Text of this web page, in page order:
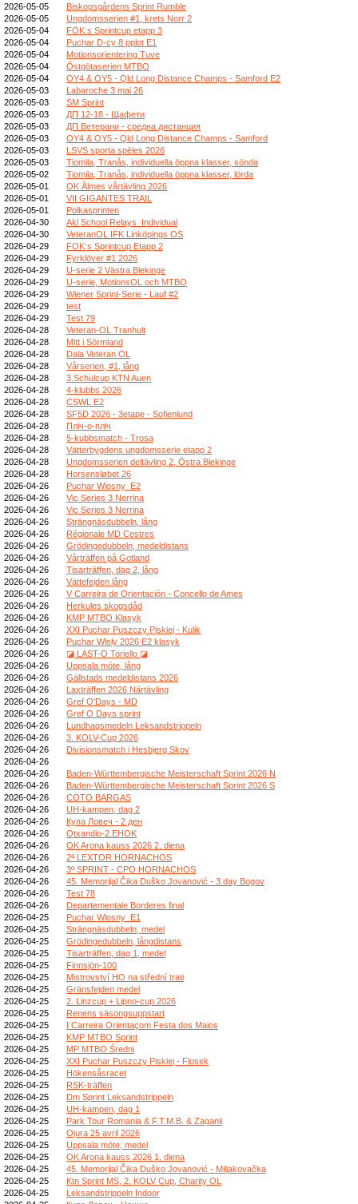
2026-05-05
Biskopsgårdens Sprint Rumble
2026-05-05
Ungdomsserien #1, krets Norr 2
2026-05-04
FOK:s Sprintcup etapp 3
2026-05-04
Puchar D-cy 8 pplot E1
2026-05-04
Motionsorientering Tuve
2026-05-04
Östgötaserien MTBO
2026-05-04
OY4 & OY5 - Qld Long Distance Champs - Samford E2
2026-05-03
Labaroche 3 mai 26
2026-05-03
SM Sprint
2026-05-03
ДП 12-18 - Щафети
2026-05-03
ДП Ветерани - средна дистанция
2026-05-03
OY4 & OY5 - Qld Long Distance Champs - Samford
2026-05-03
LSVS sporta spēles 2026
2026-05-03
Tiomila, Tranås, individuella öppna klasser, sönda
2026-05-02
Tiomila, Tranås, individuella öppna klasser, lörda
2026-05-01
OK Älmes vårtävling 2026
2026-05-01
VII GIGANTES TRAIL
2026-05-01
Polkasprinten
2026-04-30
Akl School Relays_Individual
2026-04-30
VeteranOL IFK Linköpings OS
2026-04-29
FOK:s Sprintcup Etapp 2
2026-04-29
Fyrklöver #1 2026
2026-04-29
U-serie 2 Västra Blekinge
2026-04-29
U-serie, MotionsOL och MTBO
2026-04-29
Wiener Sprint-Serie - Lauf #2
2026-04-29
test
2026-04-29
Test 79
2026-04-28
Veteran-OL Tranhult
2026-04-28
Mitt i Sörmland
2026-04-28
Dala Veteran OL
2026-04-28
Vårserien, #1, lång
2026-04-28
3.Schulcup KTN Auen
2026-04-28
4-klubbs 2026
2026-04-28
CSWL E2
2026-04-28
SF5D 2026 - 3etape - Sofienlund
2026-04-28
Пліч-о-пліч
2026-04-28
5-kubbsmatch - Trosa
2026-04-28
Vätterbygdens ungdomsserie etapp 2
2026-04-28
Ungdomsserien deltävling 2, Östra Blekinge
2026-04-28
Horsensløbet 26
2026-04-26
Puchar Wiosny_E2
2026-04-26
Vic Series 3 Nerrina
2026-04-26
Vic Series 3 Nerrina
2026-04-26
Strängnäsdubbeln, lång
2026-04-26
Régionale MD Cestres
2026-04-26
Grödingedubbeln, medeldistans
2026-04-26
Vårträffen på Gotland
2026-04-26
Tisarträffen, dag 2, lång
2026-04-26
Vättefejden lång
2026-04-26
V Carreira de Orientación - Concello de Ames
2026-04-26
Herkules skogsdåd
2026-04-26
KMP MTBO Klasyk
2026-04-26
XXI Puchar Puszczy Piskiej - Kulik
2026-04-26
Puchar Wisły 2026 E2 klasyk
2026-04-26
◪ LAST-O Toriello ◪
2026-04-26
Uppsala möte, lång
2026-04-26
Gällstads medeldistans 2026
2026-04-26
Laxträffen 2026 Närtävling
2026-04-26
Gref O'Days - MD
2026-04-26
Gref O Days sprint
2026-04-26
Lundhagsmedeln Leksandstrippeln
2026-04-26
3. KOLV-Cup 2026
2026-04-26
Divisionsmatch i Hesbjerg Skov
2026-04-26
2026-04-26
Baden-Württembergische Meisterschaft Sprint 2026 N
2026-04-26
Baden-Württembergische Meisterschaft Sprint 2026 S
2026-04-26
COTO BARGAS
2026-04-26
UH-kampen, dag 2
2026-04-26
Купа Ловеч - 2 ден
2026-04-26
Otxandio-2.EHOK
2026-04-26
OK Arona kauss 2026 2. diena
2026-04-26
2ª LEXTOR HORNACHOS
2026-04-26
3º SPRINT - CPO HORNACHOS
2026-04-26
45. Memorijal Čika Duško Jovanović - 3.day Bogov
2026-04-26
Test 78
2026-04-26
Departementale Borderes final
2026-04-25
Puchar Wiosny_E1
2026-04-25
Strängnäsdubbeln, medel
2026-04-25
Grödingedubbeln, långdistans
2026-04-25
Tisarträffen, dag 1, medel
2026-04-25
Finnsjön-100
2026-04-25
Mistrovství HO na střední trati
2026-04-25
Gränsfejden medel
2026-04-25
2. Linzcup + Lipno-cup 2026
2026-04-25
Renens säsongsuppstart
2026-04-25
I Carreira Orientaçom Festa dos Maios
2026-04-25
KMP MTBO Sprint
2026-04-25
MP MTBO Średni
2026-04-25
XXI Puchar Puszczy Piskiej - Flosek
2026-04-25
Hökensåsracet
2026-04-25
RSK-träffen
2026-04-25
Dm Sprint Leksandstrippeln
2026-04-25
UH-kampen, dag 1
2026-04-25
Park Tour Romania & F.T.M.B. & Zaganii
2026-04-25
Ojura 25 avril 2026
2026-04-25
Uppsala möte, medel
2026-04-25
OK Arona kauss 2026 1. diena
2026-04-25
45. Memorijal Čika Duško Jovanović - Miljakovačka
2026-04-25
Ktn Sprint MS, 2. KOLV Cup, Charity OL
2026-04-25
Leksandstrippeln Indoor